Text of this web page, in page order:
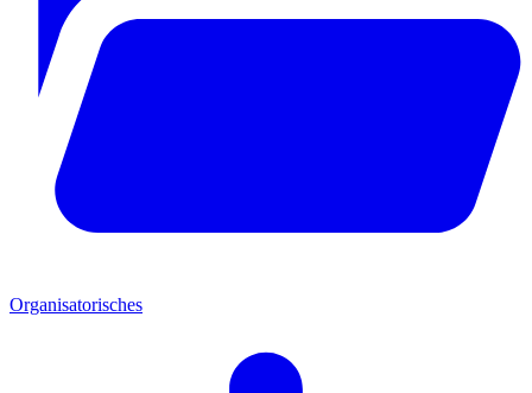
Organisatorisches